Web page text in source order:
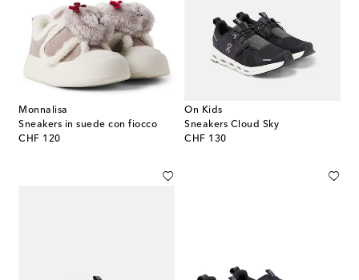
Monnalisa
Sneakers in suede con fiocco
CHF 120
original price
On Kids
Sneakers Cloud Sky
CHF 130
original price